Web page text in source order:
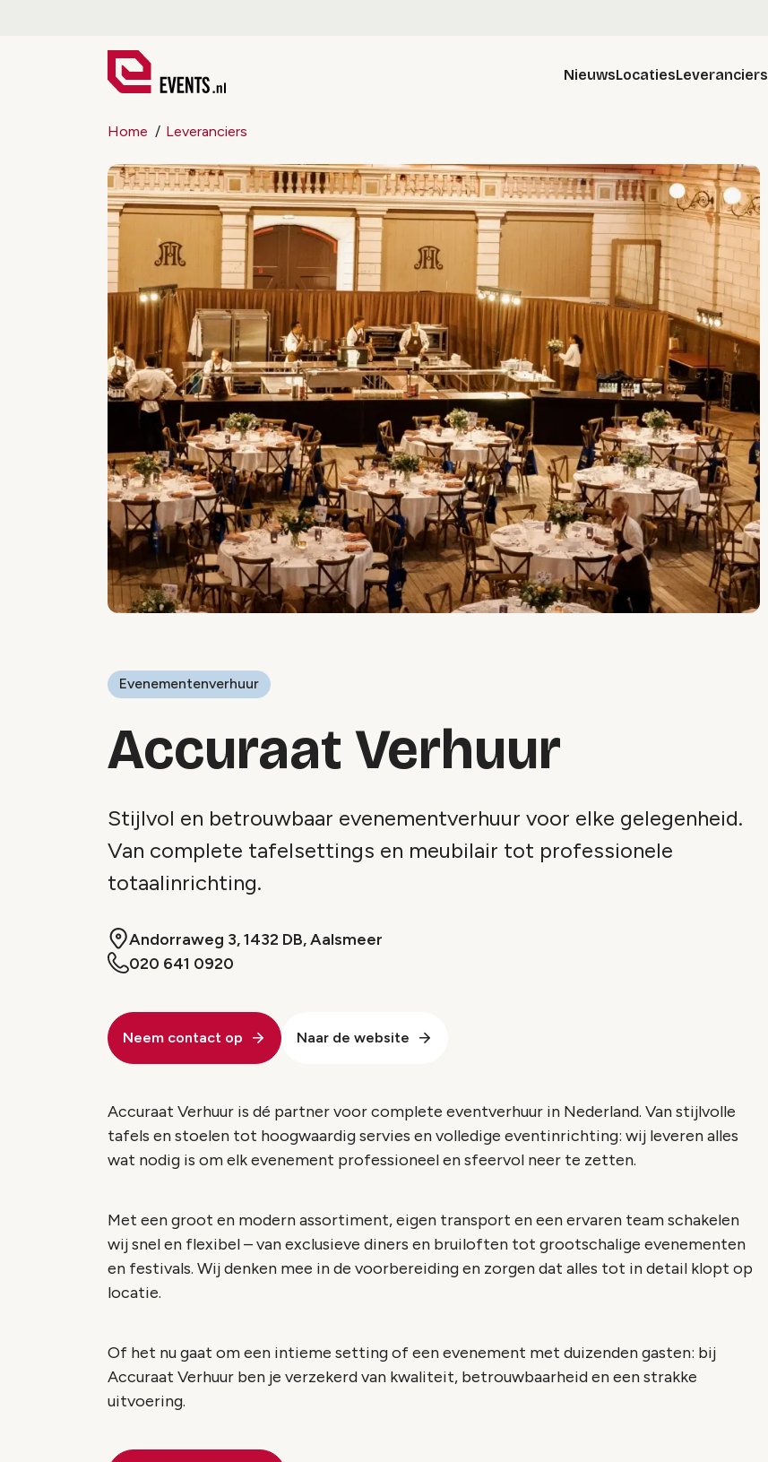
NieuwsLocatiesLeveranciers
Home Leveranciers
Evenementenverhuur
Accuraat Verhuur
Stijlvol en betrouwbaar evenementverhuur voor elke gelegenheid.
Van complete tafelsettings en meubilair tot professionele
totaalinrichting.
Andorraweg 3, 1432 DB, Aalsmeer
020 641 0920
Neem contact op Naar de website
Accuraat Verhuur is dé partner voor complete eventverhuur in Nederland. Van stijlvolle
tafels en stoelen tot hoogwaardig servies en volledige eventinrichting: wij leveren alles
wat nodig is om elk evenement professioneel en sfeervol neer te zetten.
Met een groot en modern assortiment, eigen transport en een ervaren team schakelen
wij snel en flexibel – van exclusieve diners en bruiloften tot grootschalige evenementen
en festivals. Wij denken mee in de voorbereiding en zorgen dat alles tot in detail klopt op
locatie.
Of het nu gaat om een intieme setting of een evenement met duizenden gasten: bij
Accuraat Verhuur ben je verzekerd van kwaliteit, betrouwbaarheid en een strakke
uitvoering.